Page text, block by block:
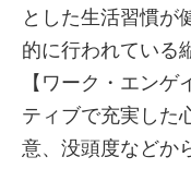
とした生活習慣が
的に行われている
【ワーク・エン
ティブで充実した
意、没頭度などか